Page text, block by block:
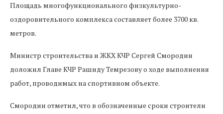
Площадь многофункционального физкультурно-
оздоровительного комплекса составляет более 3700 кв.
метров.
Министр строительства и ЖКХ КЧР Сергей Смородин
доложил Главе КЧР Рашиду Темрезову о ходе выполнения
работ, проводимых на спортивном объекте.
Смородин отметил, что в обозначенные сроки строители